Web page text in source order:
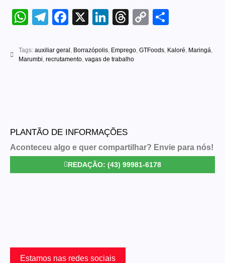
WhatsApp
Telegram
Facebook
X LinkedIn
Threads
Copy
Tags: auxiliar geral , Borrazópolis, Emprego, GTFoods, Kaloré, Maringá,
Marumbi, recrutamento, vagas de trabalho
PLANTÃO DE INFORMAÇÕES
Aconteceu algo e quer compartilhar? Envie para nós!
REDAÇÃO: (43) 99981-6178
Estamos nas redes sociais